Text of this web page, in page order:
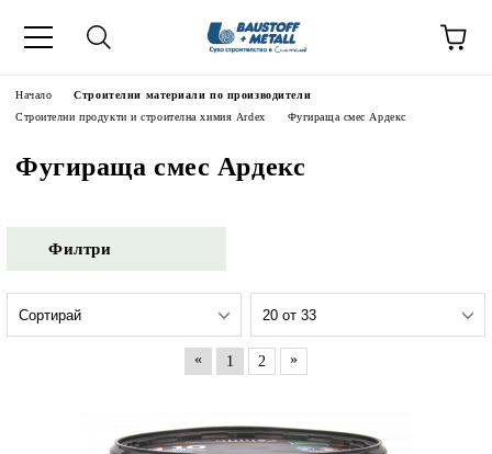
Начало
Строителни материали по производители
Строителни продукти и строителна химия Ardex
Фугираща смес Ардекс
Фугираща смес Ардекс
Филтри
« 1 2 »